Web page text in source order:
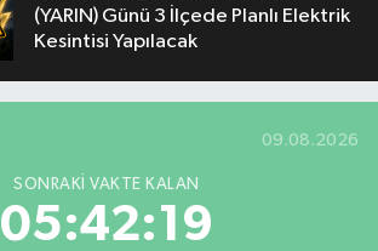
(YARIN) Günü 3 İlçede Planlı Elektrik
Kesintisi Yapılacak
09.08.2026
SONRAKI VAKTE KALAN
05:42:18